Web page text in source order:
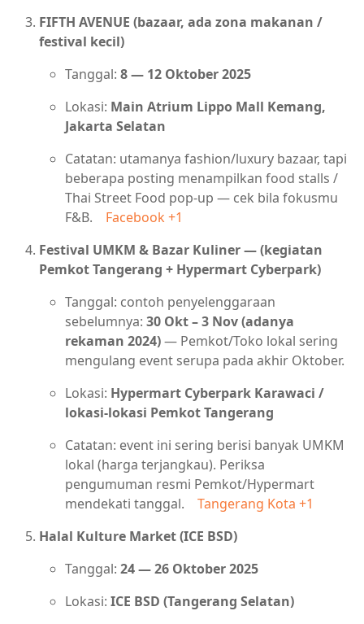
FIFTH AVENUE (bazaar, ada zona makanan /
festival kecil)
Tanggal: 8 — 12 Oktober 2025
Lokasi: Main Atrium Lippo Mall Kemang,
Jakarta Selatan
Catatan: utamanya fashion/luxury bazaar, tapi
beberapa posting menampilkan food stalls /
Thai Street Food pop-up — cek bila fokusmu
F&B.
Facebook +1
Festival UMKM & Bazar Kuliner — (kegiatan
Pemkot Tangerang + Hypermart Cyberpark)
Tanggal: contoh penyelenggaraan
sebelumnya: 30 Okt – 3 Nov (adanya
rekaman 2024)— Pemkot/Toko lokal sering
mengulang event serupa pada akhir Oktober.
Lokasi: Hypermart Cyberpark Karawaci /
lokasi-lokasi Pemkot Tangerang
Catatan: event ini sering berisi banyak UMKM
lokal (harga terjangkau). Periksa
pengumuman resmi Pemkot/Hypermart
mendekati tanggal.
Tangerang Kota +1
Halal Kulture Market (ICE BSD)
Tanggal: 24 — 26 Oktober 2025
Lokasi: ICE BSD (Tangerang Selatan)